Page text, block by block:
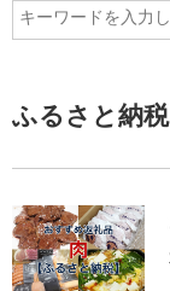
ふるさと納